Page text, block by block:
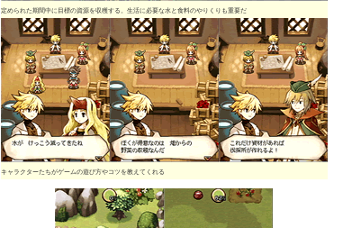
定められた期間中に目標の資源を収穫する。生活に必要な水と食料のやりくりも重要だ
キャラクターたちがゲームの遊び方やコツを教えてくれる